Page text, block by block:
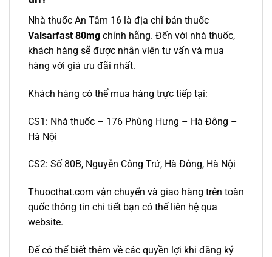
Nhà thuốc An Tâm 16 là địa chỉ bán thuốc
Valsarfast 80mg chính hãng. Đến với nhà thuốc,
khách hàng sẽ được nhân viên tư vấn và mua
hàng với giá ưu đãi nhất.
Khách hàng có thể mua hàng trực tiếp tại:
CS1: Nhà thuốc – 176 Phùng Hưng – Hà Đông –
Hà Nội
CS2: Số 80B, Nguyễn Công Trứ, Hà Đông, Hà Nội
Thuocthat.com vận chuyển và giao hàng trên toàn
quốc thông tin chi tiết bạn có thể liên hệ qua
website.
Để có thể biết thêm về các quyền lợi khi đăng ký